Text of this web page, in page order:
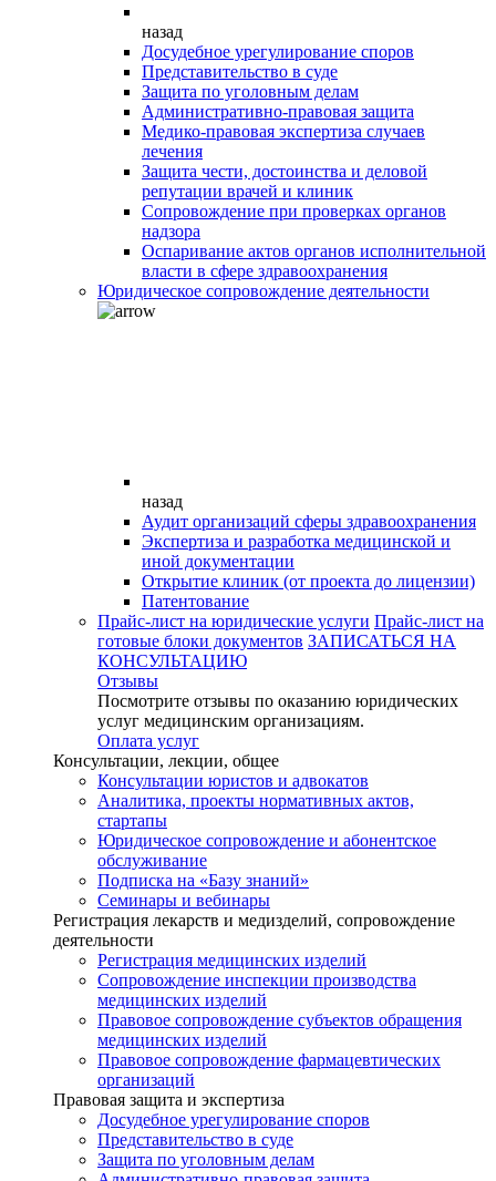
назад
Досудебное урегулирование споров
Представительство в суде
Защита по уголовным делам
Административно-правовая защита
Медико-правовая экспертиза случаев
лечения
Защита чести, достоинства и деловой
репутации врачей и клиник
Сопровождение при проверках органов
надзора
Оспаривание актов органов исполнительной
власти в сфере здравоохранения
Юридическое сопровождение деятельности
назад
Аудит организаций сферы здравоохранения
Экспертиза и разработка медицинской и
иной документации
Открытие клиник (от проекта до лицензии)
Патентование
Прайс-лист на юридические услуги Прайс-лист на
готовые блоки документов ЗАПИСАТЬСЯ НА
КОНСУЛЬТАЦИЮ
Отзывы
Посмотрите отзывы по оказанию юридических
услуг медицинским организациям.
Оплата услуг
Консультации, лекции, общее
Консультации юристов и адвокатов
Аналитика, проекты нормативных актов,
стартапы
Юридическое сопровождение и абонентское
обслуживание
Подписка на «Базу знаний»
Семинары и вебинары
Регистрация лекарств и медизделий, сопровождение
деятельности
Регистрация медицинских изделий
Сопровождение инспекции производства
медицинских изделий
Правовое сопровождение субъектов обращения
медицинских изделий
Правовое сопровождение фармацевтических
организаций
Правовая защита и экспертиза
Досудебное урегулирование споров
Представительство в суде
Защита по уголовным делам